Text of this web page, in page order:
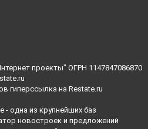
проекты" ОГРН 1147847086870
гиперссылка на Restate.ru
- одна из крупнейших баз
новостроек и предложений